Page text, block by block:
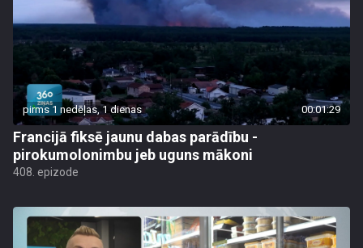
pirms 1 nedēļas, 1 dienas 00:01:29
Francijā fiksē jaunu dabas parādību -
pirokumolonimbu jeb uguns mākoni
408. epizode